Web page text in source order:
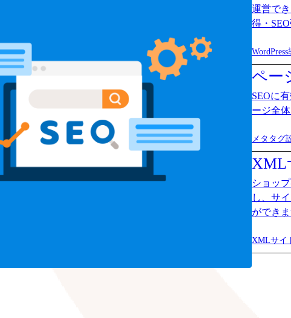
運営で
得・
WordPress
ペー
SEOに
ージ全
メタタグ
XML
ショッ
し、サ
ができま
XMLサイ